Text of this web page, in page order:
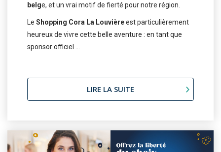
belge, et un vrai motif de fierté pour notre région.
Le Shopping Cora La Louvièreest particulièrement
heureux de vivre cette belle aventure : en tant que
sponsor officiel ...
LIRE LA SUITE